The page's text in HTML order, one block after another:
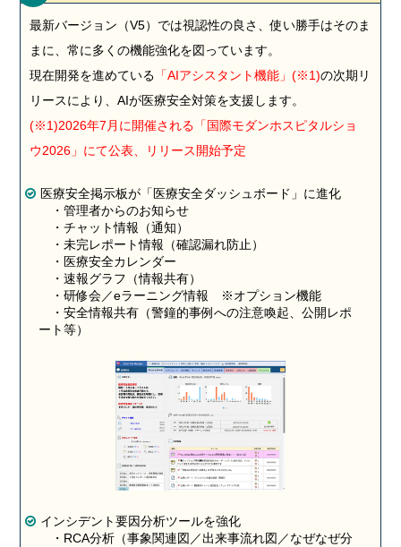
最新バージョン（V5）では視認性の良さ、使い勝手はそのま
まに、常に多くの機能強化を図っています。
現在開発を進めている 「AIアシスタント機能」(※1)の次期リ
リースにより、AIが医療安全対策を支援します。
(※1)2026年7月に開催される「国際モダンホスピタルショ
ウ2026」にて公表、リリース開始予定
医療安全掲示板が「医療安全ダッシュボード」に進化
・管理者からのお知らせ
・チャット情報（通知）
・未完レポート情報（確認漏れ防止）
・医療安全カレンダー
・速報グラフ（情報共有）
・研修会／eラーニング情報 ※オプション機能
・安全情報共有（警鐘的事例への注意喚起、公開レポ
ート等）
インシデント要因分析ツールを強化
・RCA分析（事象関連図／出来事流れ図／なぜなぜ分